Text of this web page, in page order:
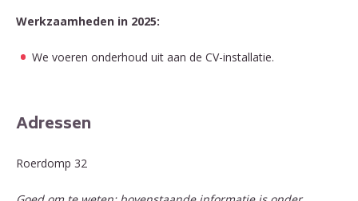
Werkzaamheden in 2025:
We voeren onderhoud uit aan de CV-installatie.
Adressen
Roerdomp 32